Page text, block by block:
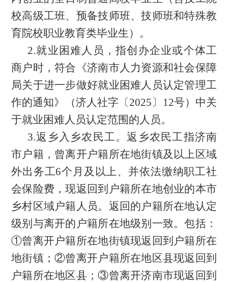
校高级工班、预备技师班、技师班和特殊教
育院校职业教育类毕业生）。
2.就业困难人员，指创办企业或个体工
商户时，符合《济南市人力资源和社会保障
局关于进一步做好就业困难人员认定管理工
作的通知》（济人社字〔2025〕12号）中关
于就业困难人员认定范围的人员。
3.返乡入乡农民工。返乡农民工指济南
市户籍，曾离开户籍所在地街镇及以上区域
外出务工6个月及以上、并依法缴纳职工社
会保险费，现返回到户籍所在地创业的本市
乡村区域户籍人员。返回的户籍所在地认定
级别与离开的户籍所在地级别一致。包括：
①曾离开户籍所在地街镇现返回到户籍所在
地街镇；②曾离开户籍所在地区县现返回到
户籍所在地区县；③曾离开济南市现返回到